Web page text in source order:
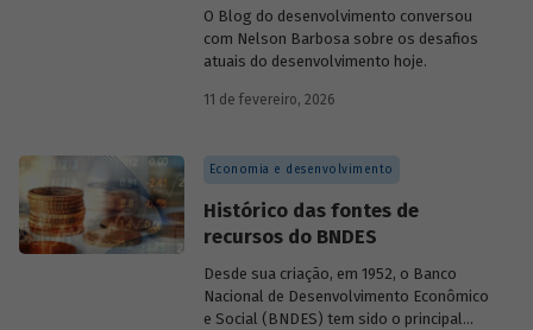
O Blog do desenvolvimento conversou
com Nelson Barbosa sobre os desafios
atuais do desenvolvimento hoje.
11 de fevereiro, 2026
Economia e desenvolvimento
Histórico das fontes de
recursos do BNDES
Desde sua criação, em 1952, o Banco
Nacional de Desenvolvimento Econômico
e Social (BNDES) tem sido o principal